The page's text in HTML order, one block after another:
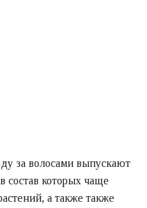
за волосами выпускают
состав которых чаще
а также также